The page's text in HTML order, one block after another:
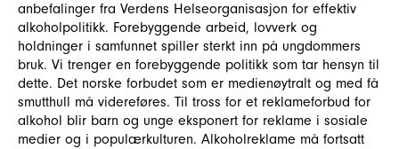
anbefalinger fra Verdens Helseorganisasjon for effektiv
alkoholpolitikk. Forebyggende arbeid, lovverk og
holdninger i samfunnet spiller sterkt inn på ungdommers
bruk. Vi trenger en forebyggende politikk som tar hensyn til
dette. Det norske forbudet som er medienøytralt og med få
smutthull må videreføres. Til tross for et reklameforbud for
alkohol blir barn og unge eksponert for reklame i sosiale
medier og i populærkulturen. Alkoholreklame må fortsatt